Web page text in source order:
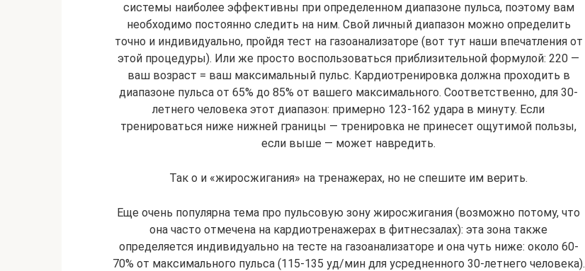
системы наиболее эффективны при определенном диапазоне пульса, поэтому вам
необходимо постоянно следить на ним. Свой личный диапазон можно определить
точно и индивидуально, пройдя тест на газоанализаторе (вот тут наши впечатления от
этой процедуры). Или же просто воспользоваться приблизительной формулой: 220 —
ваш возраст = ваш максимальный пульс. Кардиотренировка должна проходить в
диапазоне пульса от 65% до 85% от вашего максимального. Соответственно, для 30-
летнего человека этот диапазон: примерно 123-162 удара в минуту. Если
тренироваться ниже нижней границы — тренировка не принесет ощутимой пользы,
если выше — может навредить.
Так о и «жиросжигания» на тренажерах, но не спешите им верить.
Еще очень популярна тема про пульсовую зону жиросжигания (возможно потому, что
она часто отмечена на кардиотренажерах в фитнесзалах): эта зона также
определяется индивидуально на тесте на газоанализаторе и она чуть ниже: около 60-
70% от максимального пульса (115-135 уд/мин для усредненного 30-летнего человека).